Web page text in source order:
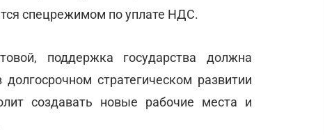
спецрежимом по уплате НДС.
поддержка государства должна
стратегическом развитии
создавать новые рабочие места и